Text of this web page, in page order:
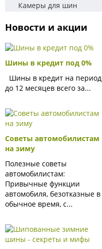
Камеры для шин
Новости и акции
Шины в кредит под 0%
Шины в кредит на период
до 12 месяцев всего за...
Советы автомобилистам
на зиму
Полезные советы
автомобилистам:
Привычные функции
автомобиля, безотказные в
обычное время, с...